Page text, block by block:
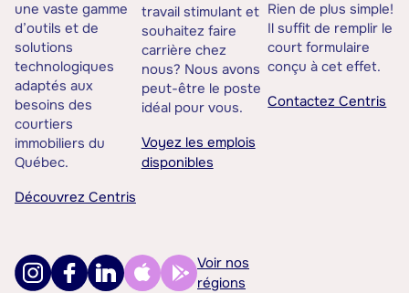
une vaste gamme
d’outils et de
solutions
technologiques
adaptés aux
besoins des
courtiers
immobiliers du
Québec.
Découvrez Centris
travail stimulant et
souhaitez faire
carrière chez
nous? Nous avons
peut-être le poste
idéal pour vous.
Voyez les emplois
disponibles
Rien de plus simple!
Il suffit de remplir le
court formulaire
conçu à cet effet.
Contactez Centris
Voir nos
régions